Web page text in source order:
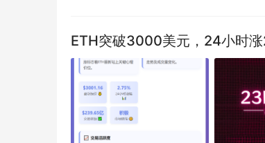
ETH突破3000美元，24小时